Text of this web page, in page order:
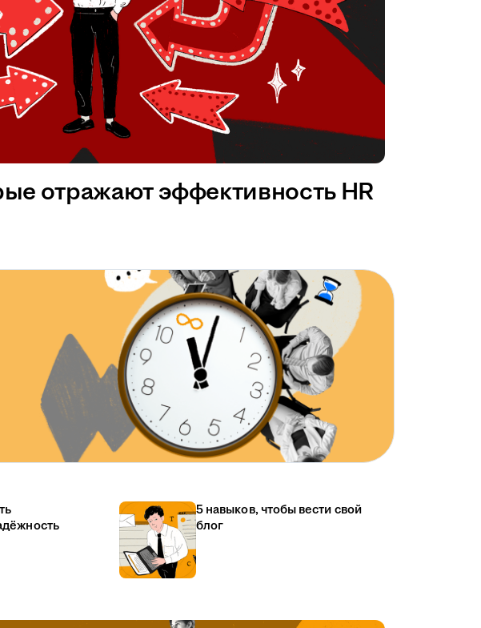
отражают эффективность HR
5 навыков, чтобы вести свой
блог